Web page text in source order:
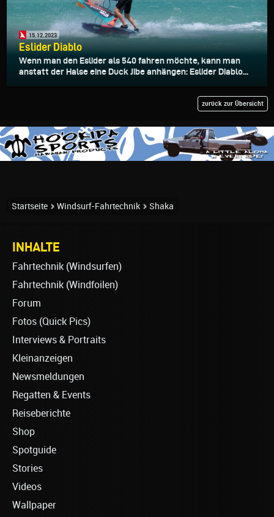
15.12.2023
Eslider Diablo
Wenn man den Eslider als 540 fahren möchte, kann man
anstatt der Halse eine Duck Jibe anhängen: Eslider Diablo...
zurück zur Übersicht
Startseite Windsurf-Fahrtechnik Shaka
INHALTE
Fahrtechnik (Windsurfen)
Fahrtechnik (Windfoilen)
Forum
Fotos (Quick Pics)
Interviews & Portraits
Kleinanzeigen
Newsmeldungen
Regatten & Events
Reiseberichte
Shop
Spotguide
Stories
Videos
Wallpaper